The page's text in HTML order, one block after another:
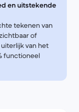
en uitstekende
tekenen van
of
van het
functioneel